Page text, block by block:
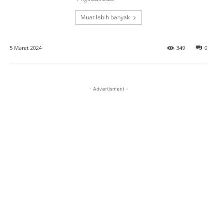
Muat lebih banyak
5 Maret 2024 0
349
- Advertisment -